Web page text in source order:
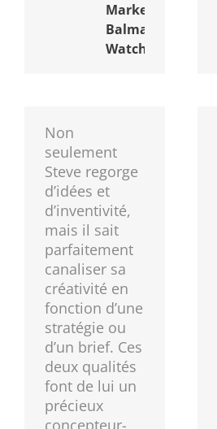
Marketing,
Balmain
Watches
Non
seulement
Steve regorge
d’idées et
d’inventivité,
mais il sait
parfaitement
canaliser sa
créativité en
fonction d’une
stratégie ou
d’un brief. Ces
deux qualités
font de lui un
précieux
concepteur-